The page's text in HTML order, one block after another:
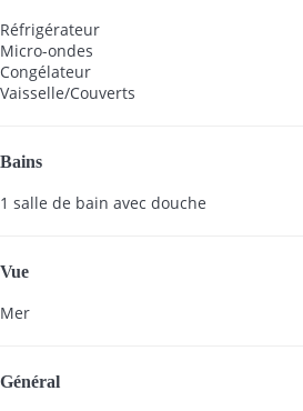
Réfrigérateur
Micro-ondes
Congélateur
Vaisselle/Couverts
Bains
1 salle de bain avec douche
Vue
Mer
Général